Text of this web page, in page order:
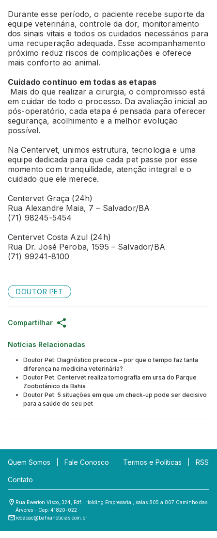
Durante esse período, o paciente recebe suporte da
equipe veterinária, controle da dor, monitoramento
dos sinais vitais e todos os cuidados necessários para
uma recuperação adequada. Esse acompanhamento
próximo reduz riscos de complicações e oferece
mais conforto ao animal.
Cuidado contínuo em todas as etapas
Mais do que realizar a cirurgia, o compromisso está
em cuidar de todo o processo. Da avaliação inicial ao
pós-operatório, cada etapa é pensada para oferecer
segurança, acolhimento e a melhor evolução
possível.
Na Centervet, unimos estrutura, tecnologia e uma
equipe dedicada para que cada pet passe por esse
momento com tranquilidade, atenção integral e o
cuidado que ele merece.
Centervet Graça (24h)
Rua Alexandre Maia, 7 – Salvador/BA
(71) 98245-5454
Centervet Costa Azul (24h)
Rua Dr. José Peroba, 1595 – Salvador/BA
(71) 99241-8100
DOUTOR PET
Compartilhar
Notícias Relacionadas
Doutor Pet: Diagnóstico precoce – por que o tempo faz tanta
diferença na medicina veterinária?
Doutor Pet: Centervet realiza tomografia em ursa do Parque
Zoobotânico da Bahia
Doutor Pet: 5 situações em que um check-up pode ser decisivo
para a saúde do seu pet
Quem Somos Fale Conosco Termos e Políticas RSS
Contato
Rua Ewerton Visco, 324, Edf.: Holding Empresarial, salas 805 a 807 Caminho das
Árvores - Cep: 41820-022
redacao@bahianoticias.com.br